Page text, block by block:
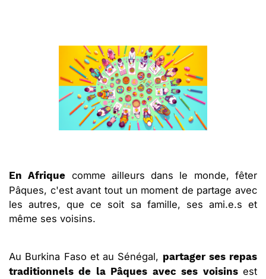
En Afrique comme ailleurs dans le monde, fêter
Pâques, c'est avant tout un moment de partage avec
les autres, que ce soit sa famille, ses ami.e.s et
même ses voisins.
Au Burkina Faso et au Sénégal, partager ses repas
traditionnels de la Pâques avec ses voisins est